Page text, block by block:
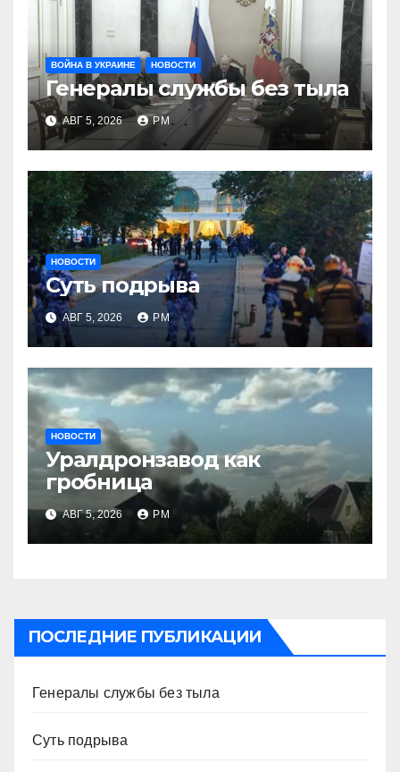
ВОЙНА В УКРАИНЕ НОВОСТИ
Генералы службы без тыла
АВГ 5, 2026 РМ
НОВОСТИ
Суть подрыва
АВГ 5, 2026 РМ
НОВОСТИ
Уралдронзавод как
гробница
АВГ 5, 2026 РМ
ПОСЛЕДНИЕ ПУБЛИКАЦИИ
Генералы службы без тыла
Суть подрыва